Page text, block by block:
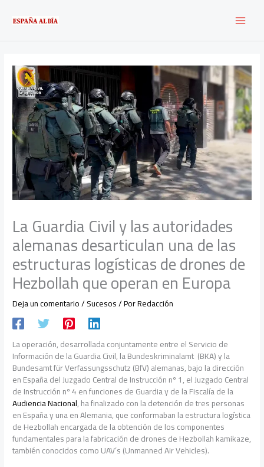
contenido
La Guardia Civil y las autoridades
alemanas desarticulan una de las
estructuras logísticas de drones de
Hezbollah que operan en Europa
Deja un comentario/Sucesos/ PorRedacción
La operación, desarrollada conjuntamente entre el Servicio de
Información de la Guardia Civil, la Bundeskriminalamt (BKA) y la
Bundesamt für Verfassungsschutz (BfV) alemanas, bajo la dirección
en España del Juzgado Central de Instrucción nº 1, el Juzgado Central
de Instrucción nº 4 en funciones de Guardia y de la Fiscalía de la
Audiencia Nacional, ha finalizado con la detención de tres personas
en España y una en Alemania, que conformaban la estructura logística
de Hezbollah encargada de la obtención de los componentes
fundamentales para la fabricación de drones de Hezbollah kamikaze,
también conocidos como UAV’s (Unmanned Air Vehicles).